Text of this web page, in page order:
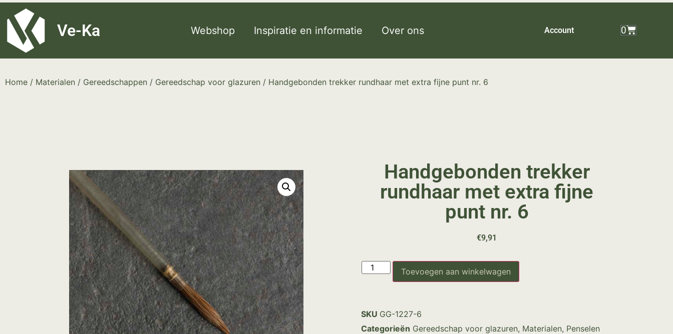
G-8P7N3X5BJ9
Ve-Ka Webshop Inspiratie en informatie Over ons Account 0
Home / Materialen / Gereedschappen / Gereedschap voor glazuren / Handgebonden trekker rundhaar met extra fijne punt nr. 6
Handgebonden trekker
rundhaar met extra fijne
punt nr. 6
€9,91
Toevoegen aan winkelwagen
SKU GG-1227-6
Categorieën Gereedschap voor glazuren, Materialen, Penselen